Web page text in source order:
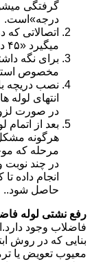
درجه»است.
اتصالاتی
میگیرد «۴۵ درجه»است.
برای نگه
مخصوص
نصب دریچه
انتهای
در صورت
بعد از
هرگونه مشکل
مرحله که
انجام داده
حاصل شود..
رفع نشتی لوله
فاضلاب وجود
بنایی که در روش
معیوب تعویض یا